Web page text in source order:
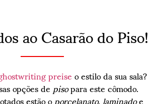
ao Casarão do Piso!
preiseo estilo da sua sala?
opções depisopara este cômodo.